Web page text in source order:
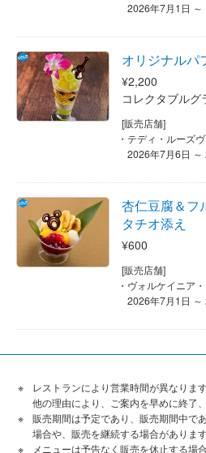
2026年7月1日 ～
オリジナルパ
¥2,200
コレクタブル
[販売店舗]
テディ・ルーズ
2026年7月6日
杏仁豆腐＆フ
タチオ添え
¥600
[販売店舗]
ヴォルケイニア
2026年7月1日 ～
レストランにより営業時間が異なりま
他の理由により、ご案内を早めに終了
販売期間は予定であり、販売期間中で
場合や、販売を継続する場合があります
メニューは予告なく販売を休止する場